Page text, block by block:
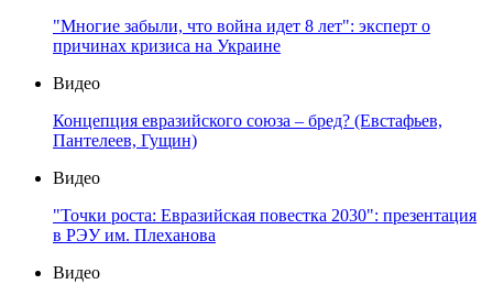
"Многие забыли, что война идет 8 лет": эксперт о
причинах кризиса на Украине
Видео
Концепция евразийского союза – бред? (Евстафьев,
Пантелеев, Гущин)
Видео
"Точки роста: Евразийская повестка 2030": презентация
в РЭУ им. Плеханова
Видео